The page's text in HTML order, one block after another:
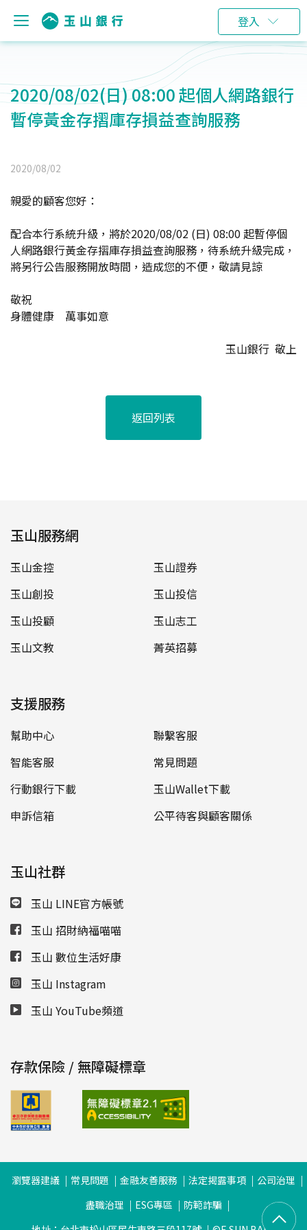
登入
2020/08/02(日) 08:00 起個人網路銀行
暫停黃金存摺庫存損益查詢服務
2020/08/02
親愛的顧客您好：
配合本行系統升級，將於2020/08/02 (日) 08:00 起暫停個
人網路銀行黃金存摺庫存損益查詢服務，待系統升級完成，
將另行公告服務開放時間，造成您的不便，敬請見諒
敬祝
身體健康 萬事如意
玉山銀行 敬上
返回列表
玉山服務網
玉山金控
玉山證券
玉山創投
玉山投信
玉山投顧
玉山志工
玉山文教
菁英招募
支援服務
幫助中心
聯繫客服
智能客服
常見問題
行動銀行下載
玉山Wallet下載
申訴信箱
公平待客與顧客關係
玉山社群
玉山 LINE官方帳號
玉山 招財納福喵喵
玉山 數位生活好康
玉山 Instagram
玉山 YouTube頻道
存款保險 / 無障礙標章
瀏覽器建議 常見問題 金融友善服務 法定揭露事項
公司治理
盡職治理
ESG專區
防範詐騙